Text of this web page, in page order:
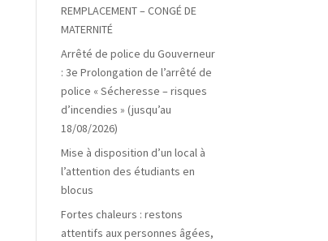
REMPLACEMENT – CONGÉ DE
MATERNITÉ
Arrêté de police du Gouverneur
: 3e Prolongation de l’arrêté de
police « Sécheresse – risques
d’incendies » (jusqu’au
18/08/2026)
Mise à disposition d’un local à
l’attention des étudiants en
blocus
Fortes chaleurs : restons
attentifs aux personnes âgées,